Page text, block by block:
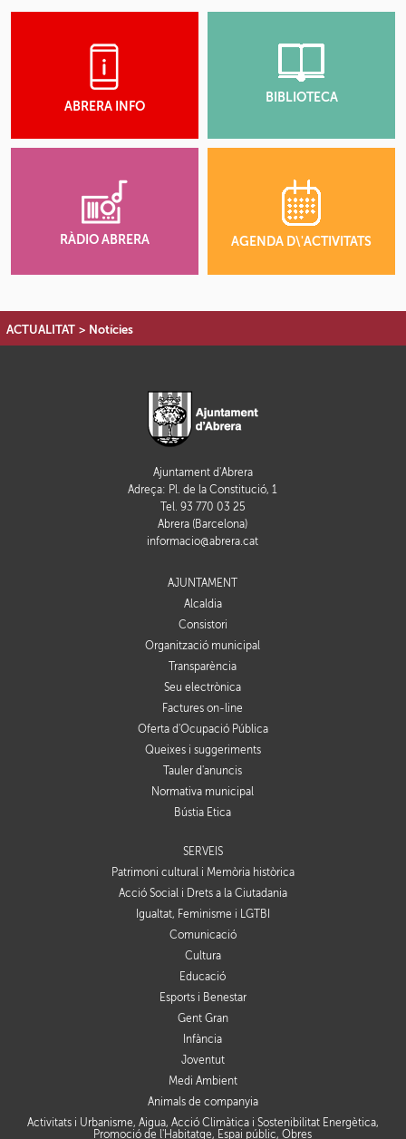
ABRERA INFO
BIBLIOTECA
RÀDIO ABRERA AGENDA D\'ACTIVITATS
ACTUALITAT > Notícies
Ajuntament d'Abrera
Adreça: Pl. de la Constitució, 1
Tel. 93 770 03 25
Abrera (Barcelona)
informacio@abrera.cat
AJUNTAMENT
Alcaldia
Consistori
Organització municipal
Transparència
Seu electrònica
Factures on-line
Oferta d'Ocupació Pública
Queixes i suggeriments
Tauler d'anuncis
Normativa municipal
Bústia Ètica
SERVEIS
Patrimoni cultural i Memòria històrica
Acció Social i Drets a la Ciutadania
Igualtat, Feminisme i LGTBI
Comunicació
Cultura
Educació
Esports i Benestar
Gent Gran
Infància
Joventut
Medi Ambient
Animals de companyia
Activitats i Urbanisme, Aigua, Acció Climàtica i Sostenibilitat Energètica,
Promoció de l'Habitatge, Espai públic, Obres